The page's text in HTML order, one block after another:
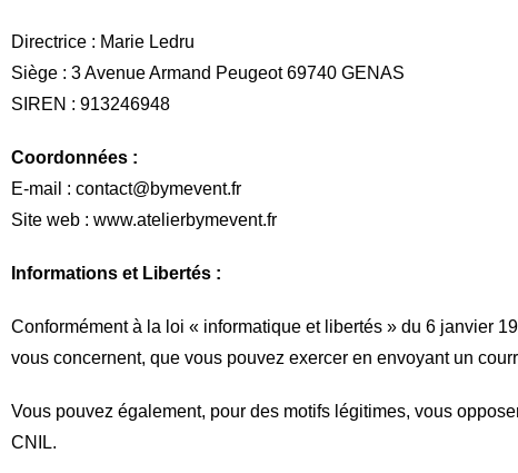
Directrice : Marie Ledru
Siège : 3 Avenue Armand Peugeot 69740 GENAS
SIREN : 913246948
Coordonnées :
E-mail : contact@bymevent.fr
Site web : www.atelierbymevent.fr
Informations et Libertés :
Conformément à la loi « informatique et libertés » du 6 janvier
vous concernent, que vous pouvez exercer en envoyant un
Vous pouvez également, pour des motifs légitimes, vous
CNIL.